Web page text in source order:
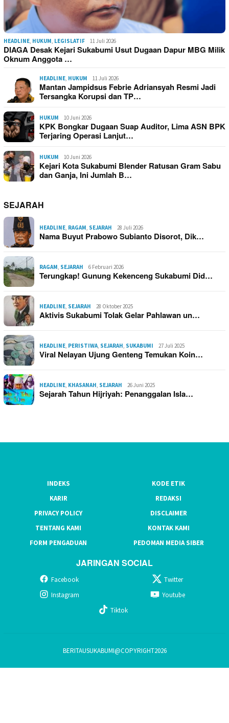
HEADLINE, HUKUM, LEGISLATIF 11 Juli 2026
DIAGA Desak Kejari Sukabumi Usut Dugaan Dapur MBG Milik
Oknum Anggota …
HEADLINE, HUKUM 11 Juli 2026
Mantan Jampidsus Febrie Adriansyah Resmi Jadi
Tersangka Korupsi dan TP…
HUKUM 10 Juni 2026
KPK Bongkar Dugaan Suap Auditor, Lima ASN BPK
Terjaring Operasi Lanjut…
HUKUM 10 Juni 2026
Kejari Kota Sukabumi Blender Ratusan Gram Sabu
dan Ganja, Ini Jumlah B…
SEJARAH
HEADLINE, RAGAM, SEJARAH 28 Juli 2026
Nama Buyut Prabowo Subianto Disorot, Dik…
RAGAM, SEJARAH 6 Februari 2026
Terungkap! Gunung Kekenceng Sukabumi Did…
HEADLINE, SEJARAH 28 Oktober 2025
Aktivis Sukabumi Tolak Gelar Pahlawan un…
HEADLINE, PERISTIWA, SEJARAH, SUKABUMI 27 Juli 2025
Viral Nelayan Ujung Genteng Temukan Koin…
HEADLINE, KHASANAH, SEJARAH 26 Juni 2025
Sejarah Tahun Hijriyah: Penanggalan Isla…
INDEKS
KODE ETIK
KARIR
REDAKSI
PRIVACY POLICY
DISCLAIMER
TENTANG KAMI
KONTAK KAMI
FORM PENGADUAN
PEDOMAN MEDIA SIBER
JARINGAN SOCIAL
Facebook
Twitter
Instagram
Youtube
Tiktok
BERITAUSUKABUMI@COPYRIGHT2026